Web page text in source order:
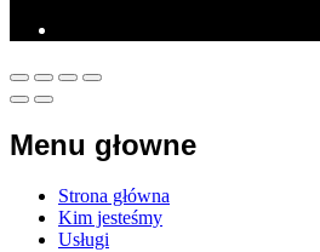
Menu głowne
Strona główna
Kim jesteśmy
Usługi